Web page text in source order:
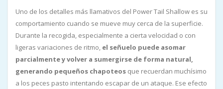
Uno de los detalles más llamativos del Power Tail Shallow es su
comportamiento cuando se mueve muy cerca de la superficie.
Durante la recogida, especialmente a cierta velocidad o con
ligeras variaciones de ritmo, el señuelo puede asomar
parcialmente y volver a sumergirse de forma natural,
generando pequeños chapoteos que recuerdan muchísimo
a los peces pasto intentando escapar de un ataque. Ese efecto